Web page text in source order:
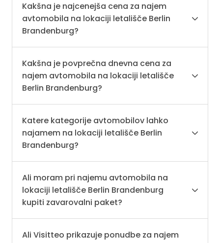
Kakšna je najcenejša cena za najem
avtomobila na lokaciji letališče Berlin
Brandenburg?
Kakšna je povprečna dnevna cena za
najem avtomobila na lokaciji letališče
Berlin Brandenburg?
Katere kategorije avtomobilov lahko
najamem na lokaciji letališče Berlin
Brandenburg?
Ali moram pri najemu avtomobila na
lokaciji letališče Berlin Brandenburg
kupiti zavarovalni paket?
Ali Visitteo prikazuje ponudbe za najem